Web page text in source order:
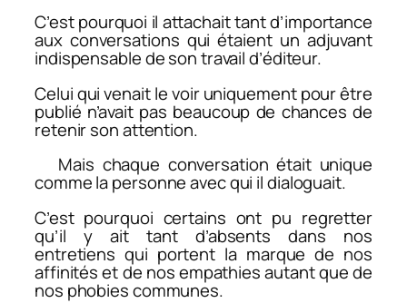
C’est pourquoi il attachait tant d’importance
aux conversations qui étaient un adjuvant
indispensable de son travail d’éditeur.
Celui qui venait le voir uniquement pour être
publié n’avait pas beaucoup de chances de
retenir son attention.
Mais chaque conversation était unique
comme la personne avec qui il dialoguait.
C’est pourquoi certains ont pu regretter
qu’il y ait tant d’absents dans nos
entretiens qui portent la marque de nos
affinités et de nos empathies autant que de
nos phobies communes.